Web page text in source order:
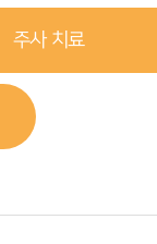
주사 치료